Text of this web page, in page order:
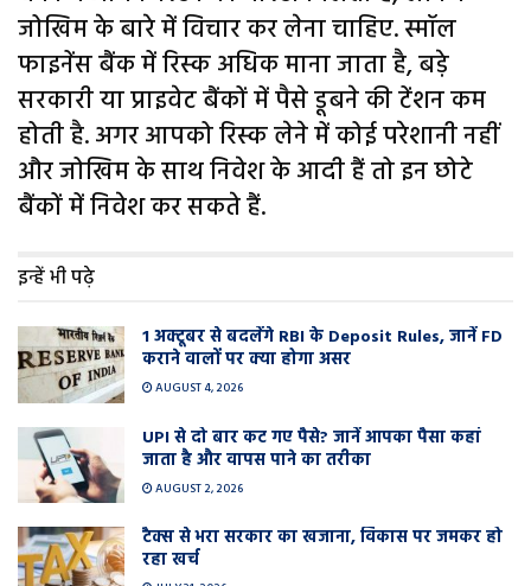
जोखिम के बारे में विचार कर लेना चाहिए. स्मॉल
फाइनेंस बैंक में रिस्क अधिक माना जाता है, बड़े
सरकारी या प्राइवेट बैंकों में पैसे डूबने की टेंशन कम
होती है. अगर आपको रिस्क लेने में कोई परेशानी नहीं
और जोखिम के साथ निवेश के आदी हैं तो इन छोटे
बैंकों में निवेश कर सकते हैं.
इन्हें भी पढ़े
1 अक्टूबर से बदलेंगे RBI के Deposit Rules, जानें FD
कराने वालों पर क्या होगा असर
AUGUST 4, 2026
UPI से दो बार कट गए पैसे? जानें आपका पैसा कहां
जाता है और वापस पाने का तरीका
AUGUST 2, 2026
टैक्स से भरा सरकार का खजाना, विकास पर जमकर हो
रहा खर्च